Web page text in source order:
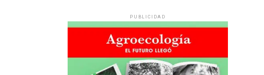
PUBLICIDAD